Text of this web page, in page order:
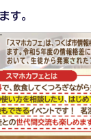
す。